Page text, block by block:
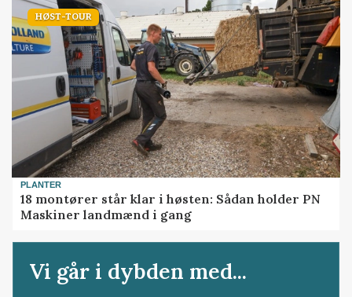
HØST-TOUR
PLANTER
18 montører står klar i høsten: Sådan holder PN
Maskiner landmænd i gang
Vi går i dybden med...